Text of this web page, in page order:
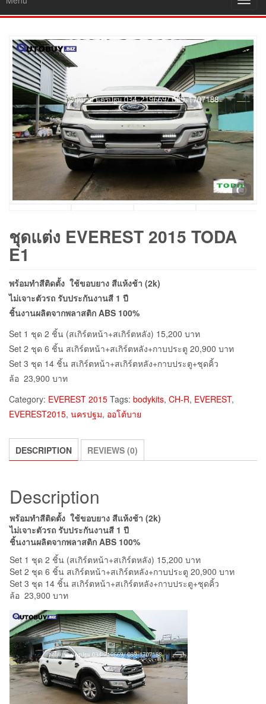
ชุดแต่ง EVEREST 2015 TODA
E1
พร้อมทำสีติดตั้ง ใช้ขอบยาง สีแห้งช้า (2k)
ไม่เจาะตัวรถ รับประกันงานสี 1 ปี
ชิ้นงานผลิตจากพลาสติก ABS 100%
Set 1 ชุด 2 ชิ้น (สเกิร์ตหน้า+สเกิร์ตหลัง) 15,200 บาท
Set 2 ชุด 6 ชิ้น สเกิร์ตหน้า+สเกิร์ตหลัง+กาบประตู 20,900 บาท
Set 3 ชุด 14 ชิ้น สเกิร์ตหน้า+สเกิร์ตหลัง+กาบประตู+ชุดคิ้ว
ล้อ 23,900 บาท
Category: EVEREST 2015 Tags: bodykits, CH-R, EVEREST,
EVEREST2015, นครปฐม, ออโต้บาย
DESCRIPTION REVIEWS (0)
Description
พร้อมทำสีติดตั้ง ใช้ขอบยาง สีแห้งช้า (2k)
ไม่เจาะตัวรถ รับประกันงานสี 1 ปี
ชิ้นงานผลิตจากพลาสติก ABS 100%
Set 1 ชุด 2 ชิ้น (สเกิร์ตหน้า+สเกิร์ตหลัง) 15,200 บาท
Set 2 ชุด 6 ชิ้น สเกิร์ตหน้า+สเกิร์ตหลัง+กาบประตู 20,900 บาท
Set 3 ชุด 14 ชิ้น สเกิร์ตหน้า+สเกิร์ตหลัง+กาบประตู+ชุดคิ้ว
ล้อ 23,900 บาท